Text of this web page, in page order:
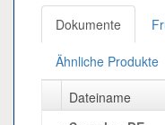
Dokumente
Ähnliche Produkte
Dateiname